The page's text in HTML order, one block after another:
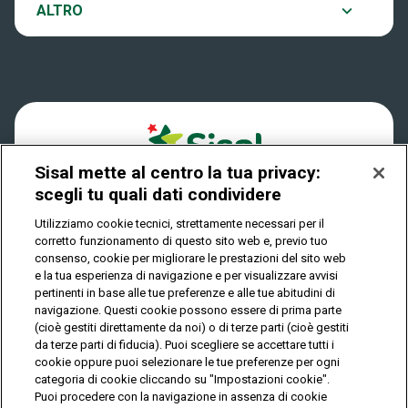
Play Your Date
Dove si gioca
Quanto si vince
Come riscuotere
ALTRO
Notifiche
Privacy
IL GIOCO È VIETATO AI MINORI E PUÒ CAUSARE
DIPENDENZA PATOLOGICA
© Copyright Sisal Italia S.p.A. - P.I. 02433760135
Privacy Cookies
Mappa
del
sito
Sisal mette al centro la tua privacy:
scegli tu quali dati condividere
Utilizziamo cookie tecnici, strettamente necessari per il
corretto funzionamento di questo sito web e, previo tuo
consenso, cookie per migliorare le prestazioni del sito web
e la tua esperienza di navigazione e per visualizzare avvisi
pertinenti in base alle tue preferenze e alle tue abitudini di
navigazione. Questi cookie possono essere di prima parte
(cioè gestiti direttamente da noi) o di terze parti (cioè gestiti
da terze parti di fiducia). Puoi scegliere se accettare tutti i
cookie oppure puoi selezionare le tue preferenze per ogni
categoria di cookie cliccando su "Impostazioni cookie".
Puoi procedere con la navigazione in assenza di cookie